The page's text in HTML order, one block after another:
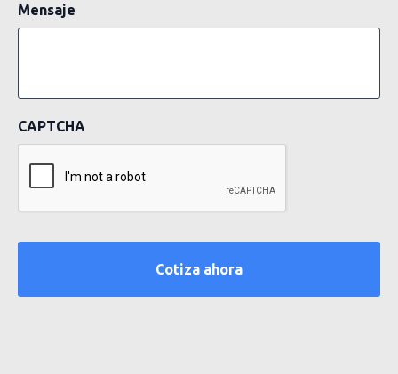
Mensaje
CAPTCHA